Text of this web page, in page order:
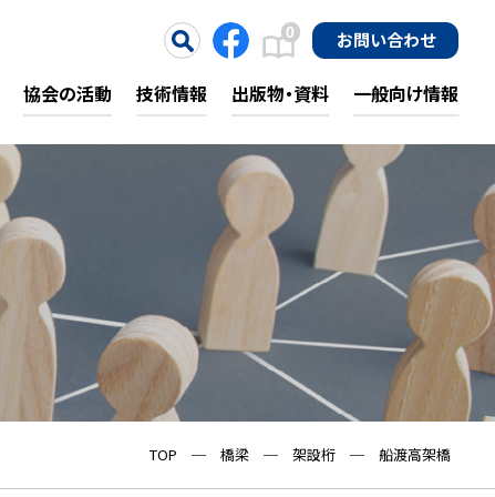
協会の活動 技術情報 出版物・資料 一般向け情報
0 お問い合わせ
TOP ─ 橋梁 ─ 架設桁 ─ 船渡高架橋